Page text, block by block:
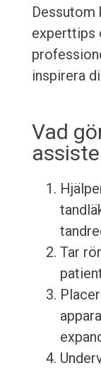
Dessutom
experttips
inspirera
Vad
Tar